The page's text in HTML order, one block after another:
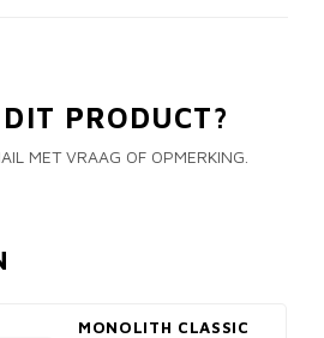
PRODUCT?
MET VRAAG OF OPMERKING.
MONOLITH CLASSIC